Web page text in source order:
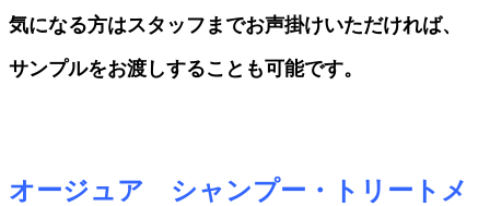
気になる方はスタッフまでお声掛けいただければ、
サンプルをお渡しすることも可能です。
オージュア シャンプー・トリートメ